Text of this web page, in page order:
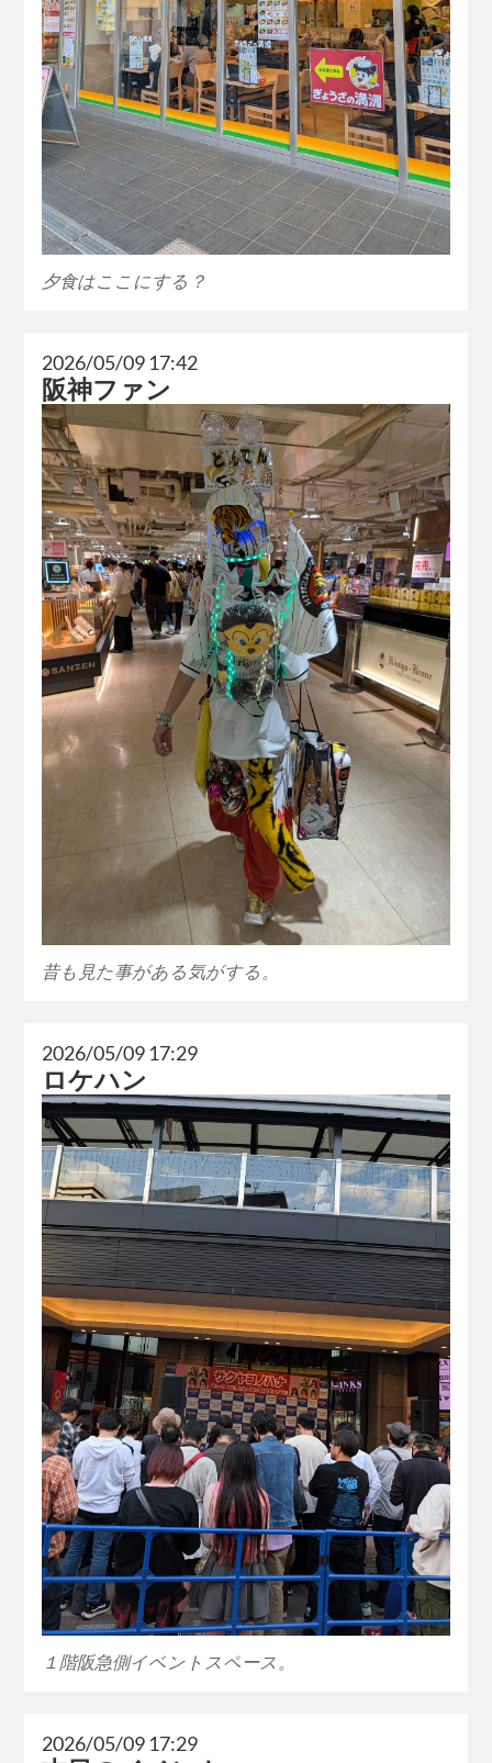
夕食はここにする？
2026/05/09 17:42
阪神ファン
昔も見た事がある気がする。
2026/05/09 17:29
ロケハン
１階阪急側イベントスペース。
2026/05/09 17:29